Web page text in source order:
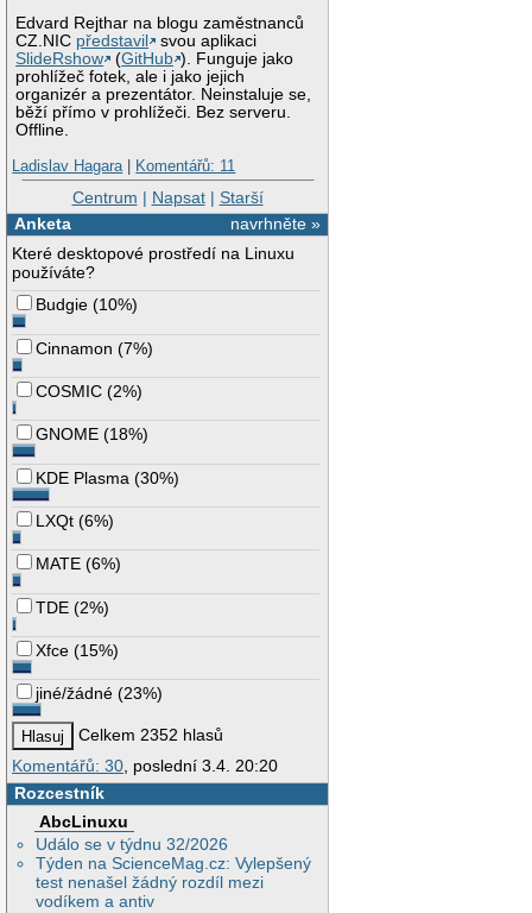
Edvard Rejthar na blogu zaměstnanců
CZ.NIC představil
svou aplikaci
SlideRshow
(GitHub ). Funguje jako
prohlížeč fotek, ale i jako jejich
organizér a prezentátor. Neinstaluje se,
běží přímo v prohlížeči. Bez serveru.
Offline.
Ladislav Hagara| Komentářů: 11
Centrum | Napsat| Starší
navrhněte »
Anketa
Které desktopové prostředí na Linuxu
používáte?
Budgie (10%)
Cinnamon (7%)
COSMIC (2%)
GNOME (18%)
KDE Plasma (30%)
LXQt (6%)
MATE (6%)
TDE (2%)
Xfce (15%)
jiné/žádné (23%)
Celkem 2352 hlasů
Komentářů: 30 , poslední 3.4. 20:20
Rozcestník
AbcLinuxu
Událo se v týdnu 32/2026
Týden na ScienceMag.cz: Vylepšený
test nenašel žádný rozdíl mezi
vodíkem a antiv